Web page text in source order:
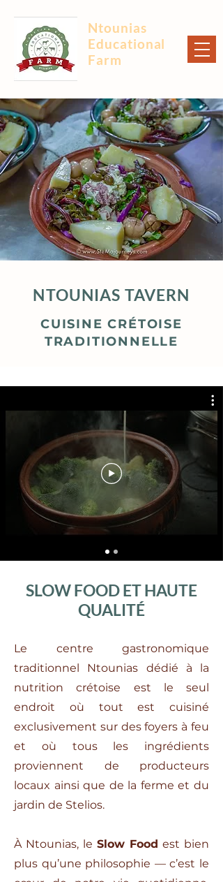
Ntounias
Educational
Farm
NTOUNIAS TAVERN
CUISINE CRÉTOISE
TRADITIONNELLE
SLOW FOOD ET HAUTE
QUALITÉ
Le centre gastronomique
traditionnel Ntounias dédié à la
nutrition crétoise est le seul
endroit où tout est cuisiné
exclusivement sur des foyers à feu
et où tous les ingrédients
proviennent de producteurs
locaux ainsi que de la ferme et du
jardin de Stelios.
À Ntounias, le Slow Food est bien
plus qu’une philosophie — c’est le